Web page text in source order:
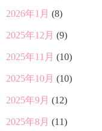
2026年1月 (8)
2025年12月 (9)
2025年11月 (10)
2025年10月 (10)
2025年9月 (12)
2025年8月 (11)